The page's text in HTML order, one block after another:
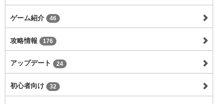
ゲーム紹介 46
攻略情報 176
アップデート 24
初心者向け 32